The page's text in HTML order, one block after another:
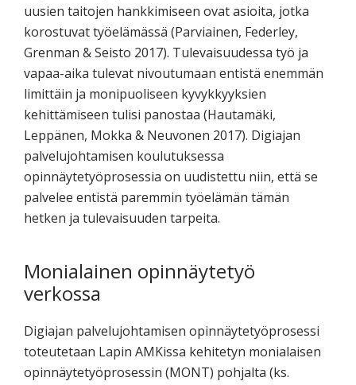
uusien taitojen hankkimiseen ovat asioita, jotka
korostuvat työelämässä (Parviainen, Federley,
Grenman & Seisto 2017). Tulevaisuudessa työ ja
vapaa-aika tulevat nivoutumaan entistä enemmän
limittäin ja monipuoliseen kyvykkyyksien
kehittämiseen tulisi panostaa (Hautamäki,
Leppänen, Mokka & Neuvonen 2017). Digiajan
palvelujohtamisen koulutuksessa
opinnäytetyöprosessia on uudistettu niin, että se
palvelee entistä paremmin työelämän tämän
hetken ja tulevaisuuden tarpeita.
Monialainen opinnäytetyö
verkossa
Digiajan palvelujohtamisen opinnäytetyöprosessi
toteutetaan Lapin AMKissa kehitetyn monialaisen
opinnäytetyöprosessin (MONT) pohjalta (ks.